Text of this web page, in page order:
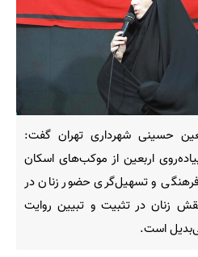
حسینی شهرداری تهران گفت:
اربعین از موکب‌های اسکان
و تسهیل‌گری حضور زنان در
زنان در تثبیت و تبیین روایت
است.